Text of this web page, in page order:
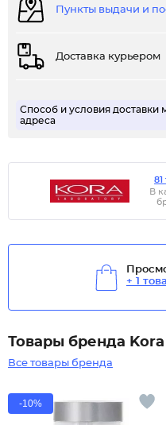
Пункты выдачи и
Доставка курьером
Способ и условия доставки
адреса
81
В
+ 1
Товары бренда Kora
Все товары бренда
-10%